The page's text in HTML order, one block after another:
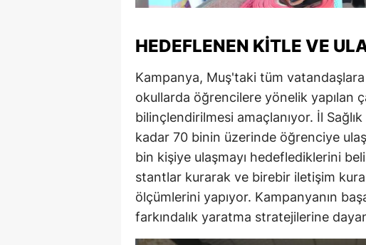
Malatya
Manisa
Mardin
Muğla
Muş
HEDEFLENEN KITLE VE
Kampanya, Muş'taki tüm
okullarda öğrencilere yönelik yapılan
bilinçlendirilmesi amaçlanıyor. İl
kadar 70 binin üzerinde öğrenciye
bin kişiye ulaşmayı hedeflediklerini
stantlar kurarak ve birebir iletişim
ölçümlerini yapıyor. Kampanyanın
farkındalık yaratma stratejilerine